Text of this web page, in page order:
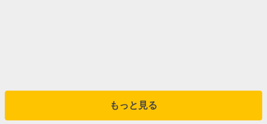
もっと見る